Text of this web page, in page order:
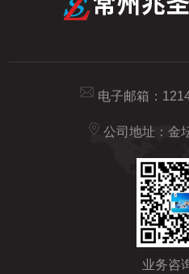
电子邮箱：
公司地址：金
业务咨